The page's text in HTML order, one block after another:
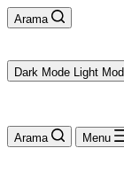
Arama
Dark Mode Light
Arama Menu